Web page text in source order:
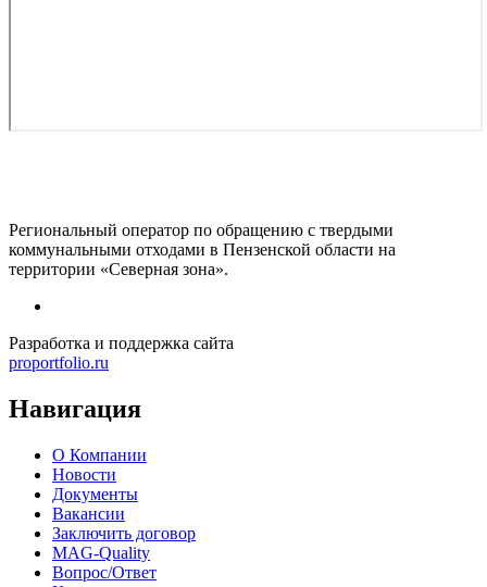
Региональный оператор по обращению с твердыми
коммунальными отходами в Пензенской области на
территории «Северная зона».
Разработка и поддержка сайта
proportfolio.ru
Навигация
О Компании
Новости
Документы
Вакансии
Заключить договор
MAG-Quality
Вопрос/Ответ